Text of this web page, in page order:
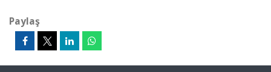
Paylaş